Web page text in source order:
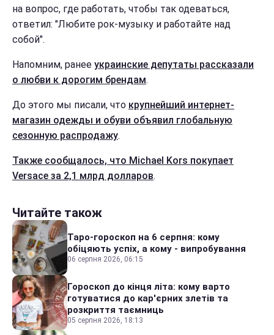
на вопрос, где работать, чтобы так одеваться,
ответил: "Любите рок-музыку и работайте над
собой".
Напомним, ранее украинские депутаты рассказали
о любви к дорогим брендам.
До этого мы писали, что крупнейший интернет-
магазин одежды и обуви объявил глобальную
сезонную распродажу.
Также сообщалось, что Michael Kors покупает
Versace за 2,1 млрд долларов.
Читайте також
Таро-гороскоп на 6 серпня: кому
обіцяють успіх, а кому - випробування
06 серпня 2026, 06:15
Гороскоп до кінця літа: кому варто
готуватися до кар'єрних злетів та
розкриття таємниць
05 серпня 2026, 18:13